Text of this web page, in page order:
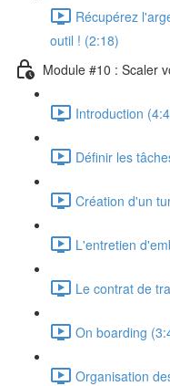
Récupérez
outil ! (2:18)
Module #10 : Scaler
Introduction
Définir les
Création d'un
L'entretien
Le contrat de
On boarding
Organisation